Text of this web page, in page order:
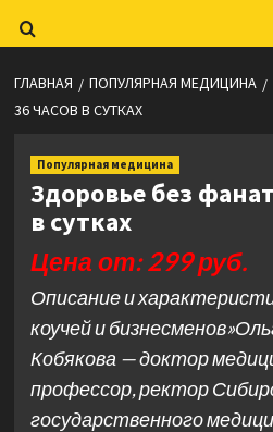
ГЛАВНАЯ ПОПУЛЯРНАЯ МЕДИЦИНА
36 ЧАСОВ В СУТКАХ
Популярная медицина
Здоровье без
в сутках
Цена от: 299 руб.
Описание и
коучей и
Кобякова — доктор
профессор, ректор
государственного